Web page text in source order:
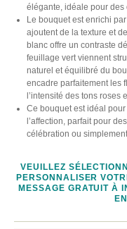
élégante, idéale pour des
Le bouquet est enrichi
ajoutent de la texture et
blanc offre un contraste
feuillage vert viennent
naturel et équilibré du
encadre parfaitement les
l’intensité des tons roses
Ce bouquet est idéal
l’affection, parfait pour
célébration ou
VEUILLEZ
PERSONNALISER
MESSAGE GRATUIT À